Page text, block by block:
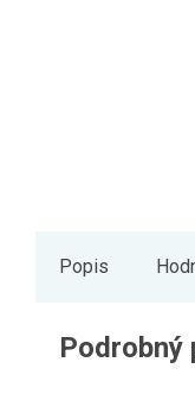
Popis
Podrobný